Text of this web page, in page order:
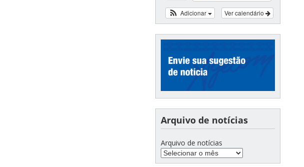
Ver calendário
Adicionar
Arquivo de notícias
Arquivo de notícias